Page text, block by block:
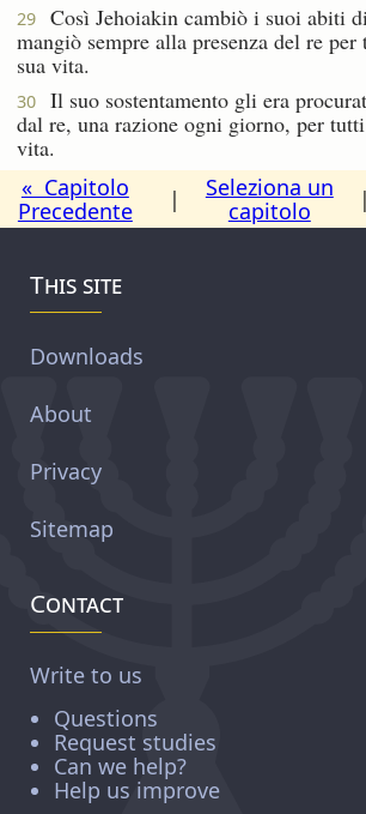
29
Così Jehoiakin cambiò i suoi abiti
mangiò sempre alla presenza del re
sua vita.
30
Il suo sostentamento gli era
dal re, una razione ogni giorno, per
vita.
« Capitolo
Precedente
|
Seleziona un
capitolo
This site
Downloads
About
Privacy
Sitemap
Contact
Write to us
Questions
Request studies
Can we help?
Help us improve